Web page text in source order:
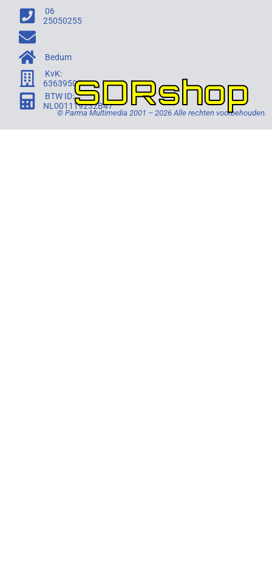
06
25050255
Bedum
KvK:
63639505
BTW ID:
NL001119232B47
© Parma Multimedia 2001 – 2026 Alle rechten voorbehouden.
SDRshop